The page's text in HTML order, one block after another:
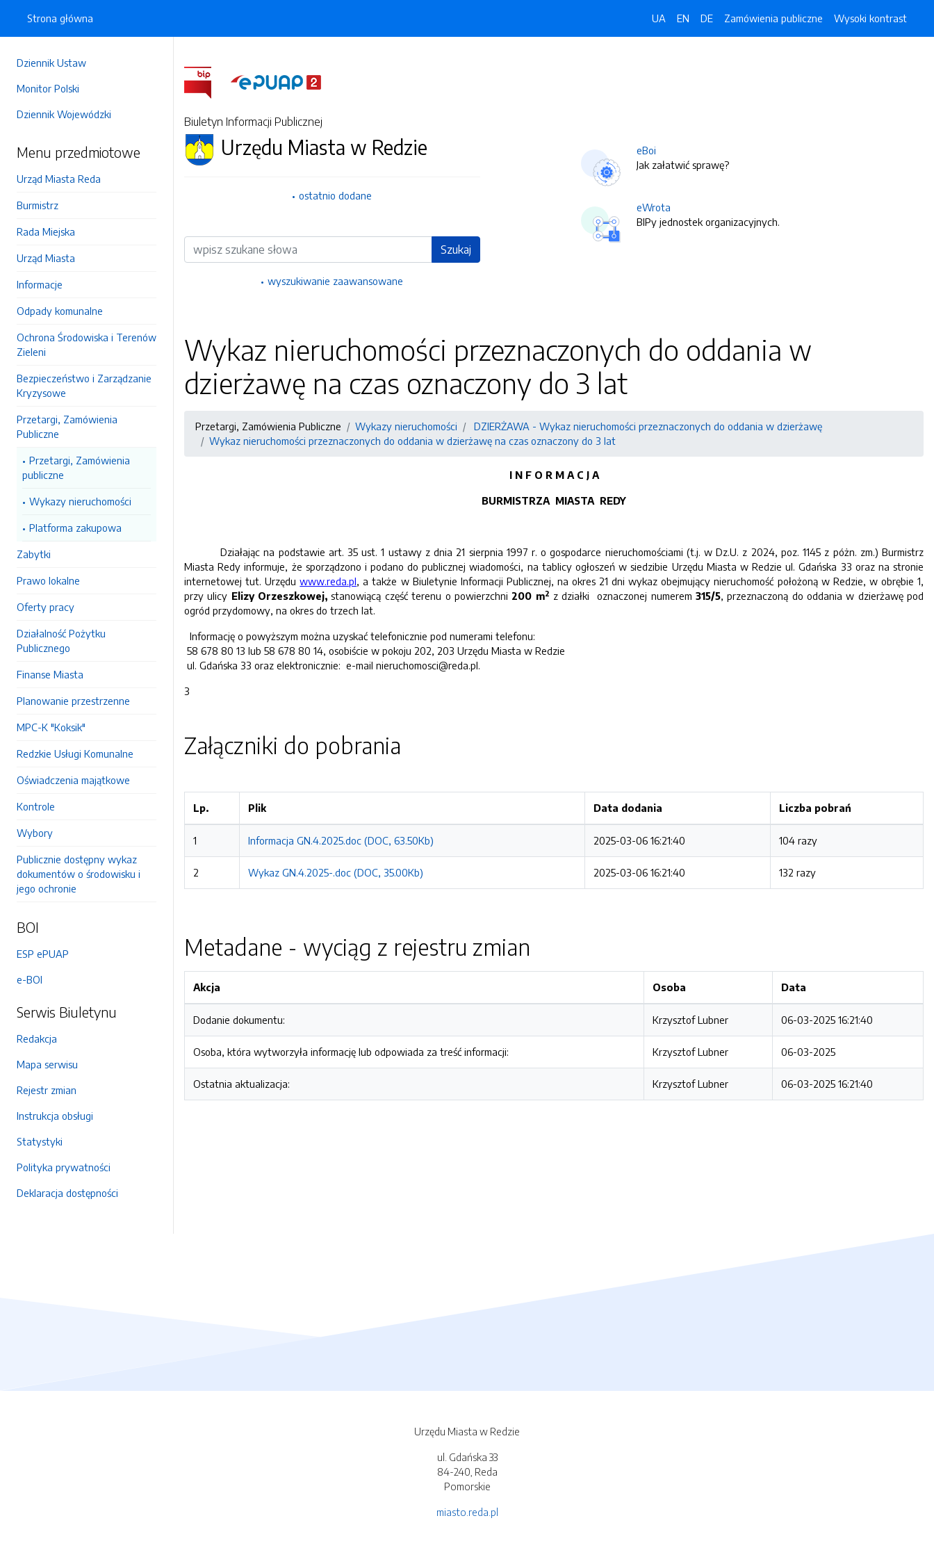
Dziennik Ustaw
Monitor Polski
Dziennik Wojewódzki
Menu przedmiotowe
Urząd Miasta Reda
Burmistrz
Rada Miejska
Urząd Miasta
Informacje
Odpady komunalne
Ochrona Środowiska i Terenów
Zieleni
Bezpieczeństwo i Zarządzanie
Kryzysowe
Przetargi, Zamówienia
Publiczne
Przetargi, Zamówienia
publiczne
Wykazy nieruchomości
Platforma zakupowa
Zabytki
Prawo lokalne
Oferty pracy
Działalność Pożytku
Publicznego
Finanse Miasta
Planowanie przestrzenne
MPC-K "Koksik"
Redzkie Usługi Komunalne
Oświadczenia majątkowe
Kontrole
Wybory
Publicznie dostępny wykaz
dokumentów o środowisku i
jego ochronie
BOI
ESP ePUAP
e-BOI
Serwis Biuletynu
Redakcja
Mapa serwisu
Rejestr zmian
Instrukcja obsługi
Statystyki
Polityka prywatności
Deklaracja dostępności
Strona główna UA EN DE Zamówienia publiczne Wysoki kontrast
Biuletyn Informacji Publicznej
Urzędu Miasta w Redzie
ostatnio dodane
Wyszukiwarka Szukaj
wyszukiwanie zaawansowane
eBoi
Jak załatwić sprawę?
eWrota
BIPy jednostek organizacyjnych.
Wykaz nieruchomości przeznaczonych do oddania w
dzierżawę na czas oznaczony do 3 lat
Przetargi, Zamówienia Publiczne Wykazy nieruchomości
DZIERŻAWA - Wykaz nieruchomości przeznaczonych do oddania w dzierżawę
Wykaz nieruchomości przeznaczonych do oddania w dzierżawę na czas oznaczony do 3 lat
I N F O R M A C J A
BURMISTRZA MIASTA REDY
Działając na podstawie art. 35 ust. 1 ustawy z dnia 21 sierpnia 1997 r. o gospodarce nieruchomościami (t.j. w Dz.U. z 2024, poz. 1145 z póżn. zm.) Burmistrz
Miasta Redy informuje, że sporządzono i podano do publicznej wiadomości, na tablicy ogłoszeń w siedzibie Urzędu Miasta w Redzie ul. Gdańska 33 oraz na stronie
internetowej tut. Urzęduwww.reda.pl, a także w Biuletynie Informacji Publicznej, na okres 21 dni wykaz obejmujący nieruchomość położoną w Redzie, w obrębie 1,
przy ulicy Elizy Orzeszkowej,stanowiącą część terenu o powierzchni 200 m2 z działki oznaczonej numerem 315/5, przeznaczoną do oddania w dzierżawę pod
ogród przydomowy, na okres do trzech lat.
Informację o powyższym można uzyskać telefonicznie pod numerami telefonu:
58 678 80 13 lub 58 678 80 14, osobiście w pokoju 202, 203 Urzędu Miasta w Redzie
ul. Gdańska 33 oraz elektronicznie: e-mail nieruchomosci@reda.pl.
3
Załączniki do pobrania
Lp. Plik Data dodania Liczba pobrań
1 Informacja GN.4.2025.doc (DOC, 63.50Kb) 2025-03-06 16:21:40 104 razy
2 Wykaz GN.4.2025-.doc (DOC, 35.00Kb) 2025-03-06 16:21:40 132 razy
Metadane - wyciąg z rejestru zmian
Akcja Osoba Data
Dodanie dokumentu: Krzysztof Lubner 06-03-2025 16:21:40
Osoba, która wytworzyła informację lub odpowiada za treść informacji: Krzysztof Lubner 06-03-2025
Ostatnia aktualizacja: Krzysztof Lubner 06-03-2025 16:21:40
Urzędu Miasta w Redzie
ul. Gdańska 33
84-240, Reda
Pomorskie
miasto.reda.pl